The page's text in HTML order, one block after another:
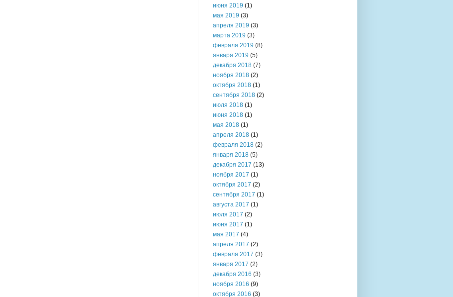
июня 2019 (1)
мая 2019 (3)
апреля 2019 (3)
марта 2019 (3)
февраля 2019 (8)
января 2019 (5)
декабря 2018 (7)
ноября 2018 (2)
октября 2018 (1)
сентября 2018 (2)
июля 2018 (1)
июня 2018 (1)
мая 2018 (1)
апреля 2018 (1)
февраля 2018 (2)
января 2018 (5)
декабря 2017 (13)
ноября 2017 (1)
октября 2017 (2)
сентября 2017 (1)
августа 2017 (1)
июля 2017 (2)
июня 2017 (1)
мая 2017 (4)
апреля 2017 (2)
февраля 2017 (3)
января 2017 (2)
декабря 2016 (3)
ноября 2016 (9)
октября 2016 (3)